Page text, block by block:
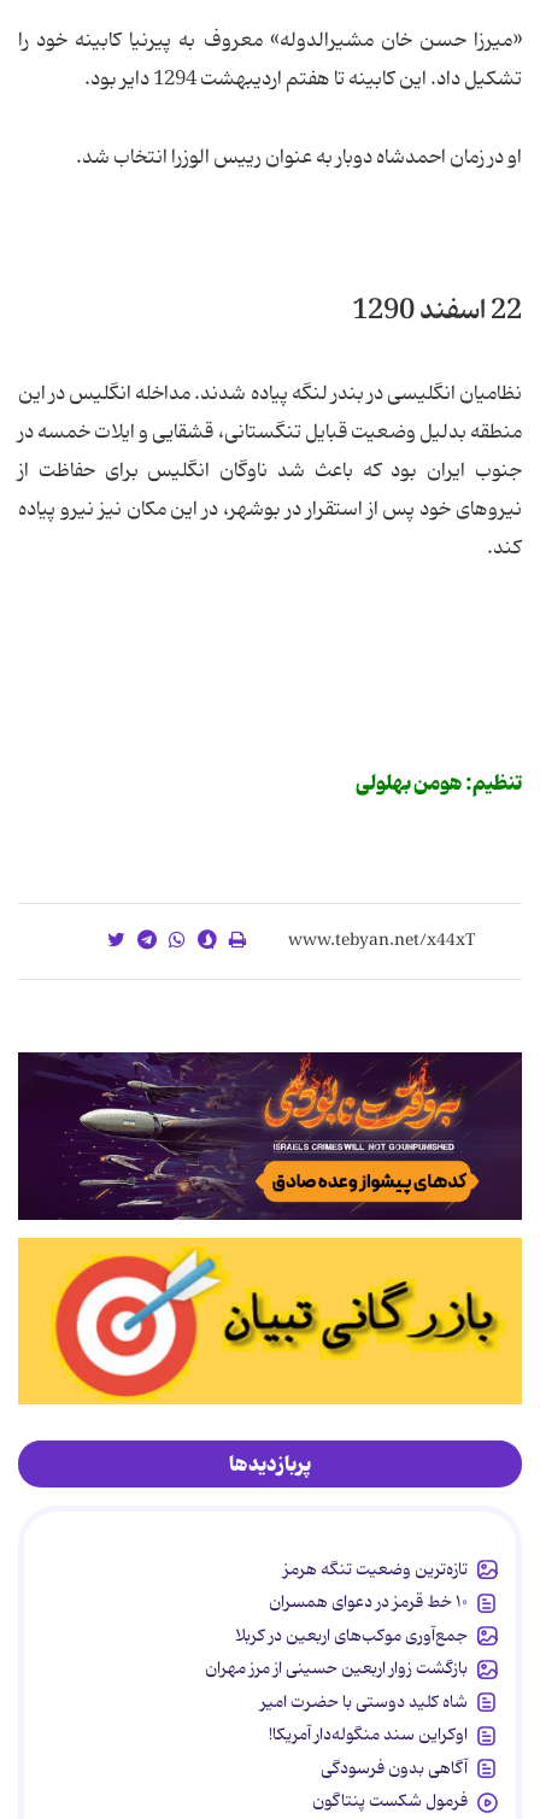
«میرزا حسن خان مشیرالدوله» معروف به پیرنیا کابینه خود را
تشکیل داد. این کابینه تا هفتم اردیبهشت 1294 دایر بود.
او در زمان احمدشاه دوبار به عنوان رییس الوزرا انتخاب شد.
22 اسفند 1290
نظامیان انگلیسی در بندر لنگه پیاده شدند. مداخله انگلیس در این
منطقه بدلیل وضعیت قبایل تنگستانی، قشقایی و ایلات خمسه در
جنوب ایران بود که باعث شد ناوگان انگلیس برای حفاظت از
نیروهای خود پس از استقرار در بوشهر، در این مکان نیز نیرو پیاده
کند.
تنظیم: هومن بهلولی
پربازدیدها
تازه‌ترین وضعیت تنگه هرمز
۱۰ خط قرمز در دعوای همسران
جمع‌آوری موکب‌های اربعین در کربلا
بازگشت زوار اربعین حسینی از مرز مهران
شاه کلید دوستی با حضرت امیر
اوکراین سند منگوله‌دار آمریکا!
آگاهی بدون فرسودگی
فرمول شکست پنتاگون